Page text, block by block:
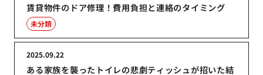
賃貸物件のドア修理！費用負担と連絡のタイミング
未分類
ある家族を襲ったトイレの悲劇ティッシュが招いた結
2025.09.22